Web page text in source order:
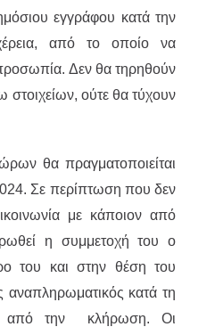
εγγράφου κατά την
από το οποίο να
Δεν θα τηρηθούν
στοιχείων, ούτε θα τύχουν
θα πραγματοποιείται
Σε περίπτωση που δεν
με κάποιον από
η συμμετοχή του ο
του και στην θέση του
αναπληρωματικός κατά τη
από την κλήρωση. Οι